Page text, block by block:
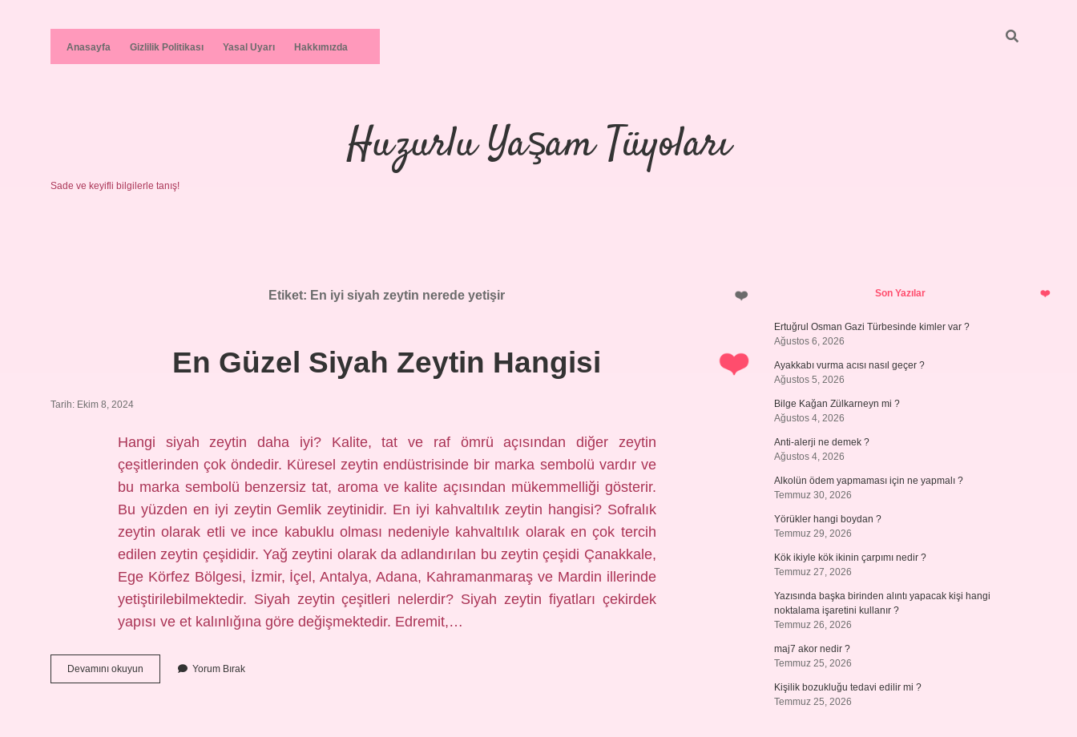
Anasayfa Gizlilik Politikası Yasal Uyarı Hakkımızda
Huzurlu Yaşam Tüyoları
Sade ve keyifli bilgilerle tanış!
Etiket: En iyi siyah zeytin nerede yetişir
En Güzel Siyah Zeytin Hangisi
Tarih: Ekim 8, 2024
Hangi siyah zeytin daha iyi? Kalite, tat ve raf ömrü açısından diğer zeytin
çeşitlerinden çok öndedir. Küresel zeytin endüstrisinde bir marka sembolü vardır ve
bu marka sembolü benzersiz tat, aroma ve kalite açısından mükemmelliği gösterir.
Bu yüzden en iyi zeytin Gemlik zeytinidir. En iyi kahvaltılık zeytin hangisi? Sofralık
zeytin olarak etli ve ince kabuklu olması nedeniyle kahvaltılık olarak en çok tercih
edilen zeytin çeşididir. Yağ zeytini olarak da adlandırılan bu zeytin çeşidi Çanakkale,
Ege Körfez Bölgesi, İzmir, İçel, Antalya, Adana, Kahramanmaraş ve Mardin illerinde
yetiştirilebilmektedir. Siyah zeytin çeşitleri nelerdir? Siyah zeytin fiyatları çekirdek
yapısı ve et kalınlığına göre değişmektedir. Edremit,…
Devamını okuyun
Güzel
Yorum Bırak
SidebarSon Yazılar
Ertuğrul Osman Gazi Türbesinde kimler var ?
Ağustos 6, 2026
Ayakkabı vurma acısı nasıl geçer ?
Ağustos 5, 2026
Bilge Kağan Zülkarneyn mi ?
Ağustos 4, 2026
Anti-alerji ne demek ?
Ağustos 4, 2026
Alkolün ödem yapmaması için ne yapmalı ?
Temmuz 30, 2026
Yörükler hangi boydan ?
Temmuz 29, 2026
Kök ikiyle kök ikinin çarpımı nedir ?
Temmuz 27, 2026
Yazısında başka birinden alıntı yapacak kişi hangi
noktalama işaretini kullanır ?
Temmuz 26, 2026
maj7 akor nedir ?
Temmuz 25, 2026
Kişilik bozukluğu tedavi edilir mi ?
Temmuz 25, 2026